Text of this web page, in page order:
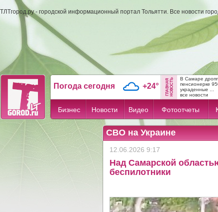
ТЛТгород.ру - городской информационный портал Тольятти. Все новости
Погода сегодня +24°
В Самаре
пенсионерке
украденные ...
все новости
Бизнес Новости Видео Фотоотчеты
СВО на Украине
12.06.2026 9:17
Над Самарской
беспилотники